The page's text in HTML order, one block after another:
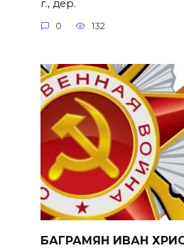
г., дер.
0 132
БАГРАМЯН ИВАН